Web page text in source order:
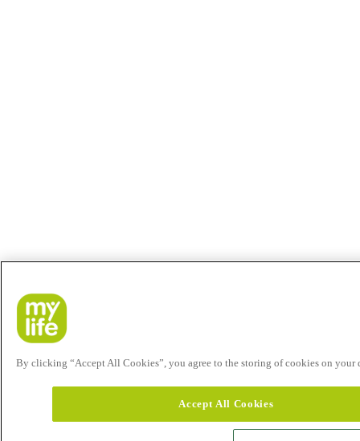
By clicking “Accept All Cookies”, you agree to the storing of cookies on your
Accept All Cookies